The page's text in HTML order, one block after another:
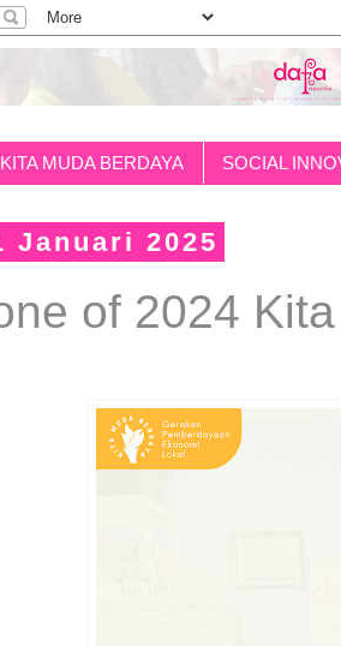
KITA MUDA BERDAYA SOCIAL
Januari 2025
of 2024